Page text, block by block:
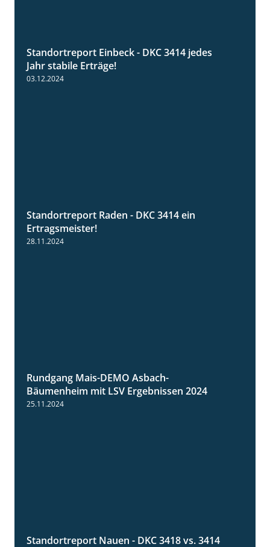
1:49
Standortreport Einbeck - DKC 3414 jedes
Jahr stabile Erträge!
03.12.2024
Standortreport Raden - DKC 3414 ein
Ertragsmeister!
28.11.2024
8:38
Rundgang Mais-DEMO Asbach-
Bäumenheim mit LSV Ergebnissen 2024
25.11.2024
Standortreport Nauen - DKC 3418 vs. 3414